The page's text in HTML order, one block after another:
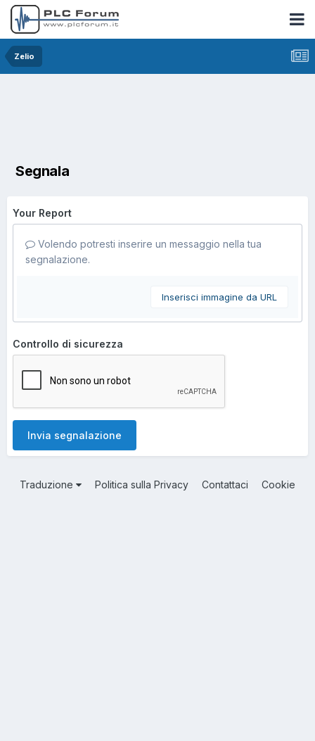
Zelio
Segnala
Your Report
Volendo potresti inserire un messaggio nella tua
segnalazione.
Inserisci immagine da URL
Controllo di sicurezza
Invia segnalazione
Traduzione Politica sulla Privacy Contattaci Cookie